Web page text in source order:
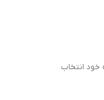
خود انتخاب